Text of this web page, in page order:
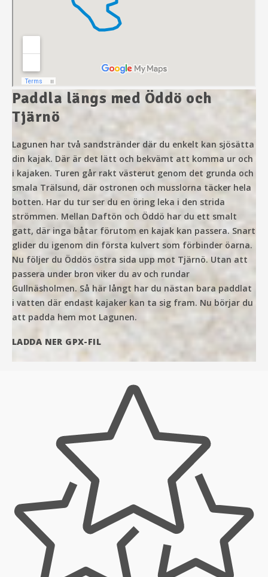
Paddla längs med Öddö och
Tjärnö
Lagunen har två sandstränder där du enkelt kan sjösätta
din kajak. Där är det lätt och bekvämt att komma ur och
i kajaken. Turen går rakt västerut genom det grunda och
smala Trälsund, där ostronen och musslorna täcker hela
botten. Har du tur ser du en öring leka i den strida
strömmen. Mellan Daftön och Öddö har du ett smalt
gatt, där inga båtar förutom en kajak kan passera. Snart
glider du igenom din första kulvert som förbinder öarna.
Nu följer du Öddös östra sida upp mot Tjärnö. Utan att
passera under bron viker du av och rundar
Gullnäsholmen. Så här långt har du nästan bara paddlat
i vatten där endast kajaker kan ta sig fram. Nu börjar du
att padda hem mot Lagunen.
LADDA NER GPX-FIL